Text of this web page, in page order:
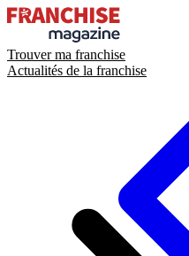
Trouver ma franchise
Actualités de la franchise